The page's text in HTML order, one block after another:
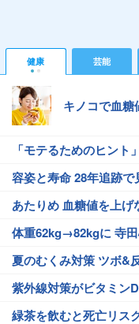
健康 芸能
キノコで血糖
「モテるためのヒント
容姿と寿命 28年追跡で
あたりめ 血糖値を上げ
体重62kg→82kgに 寺
夏のむくみ対策 ツボ&
紫外線対策がビタミン
緑茶を飲むと死亡リス